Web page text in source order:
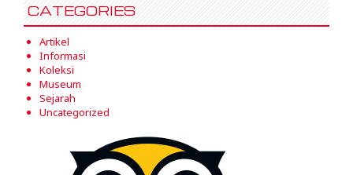
CATEGORIES
Artikel
Informasi
Koleksi
Museum
Sejarah
Uncategorized